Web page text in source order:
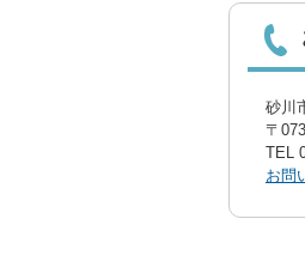
砂川
〒
TEL
お問